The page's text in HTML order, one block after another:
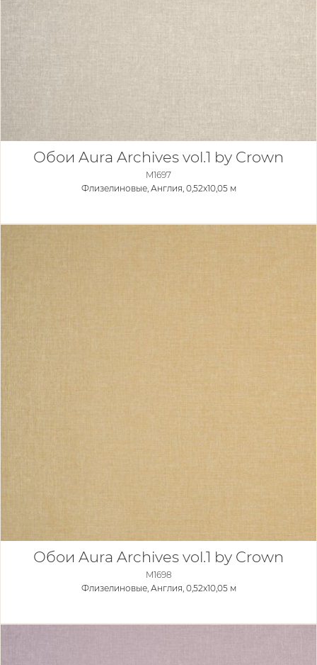
Обои Aura Archives vol.1 by Crown
M1697
Флизелиновые, Англия, 0,52x10,05 м
Обои Aura Archives vol.1 by Crown
M1698
Флизелиновые, Англия, 0,52x10,05 м